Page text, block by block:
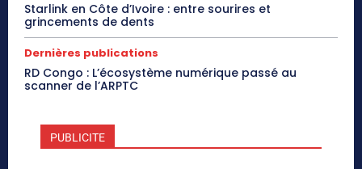
Starlink en Côte d’Ivoire : entre sourires et
grincements de dents
Dernières publications
RD Congo : L’écosystème numérique passé au
scanner de l’ARPTC
PUBLICITE